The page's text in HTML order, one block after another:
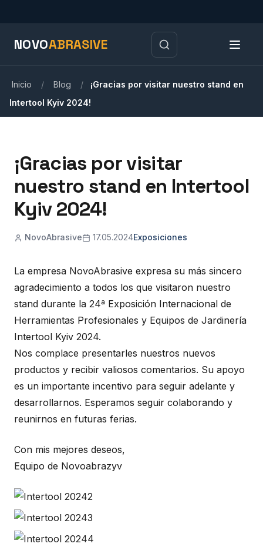
NOVOABRASIVE
Inicio / Blog /
¡Gracias por visitar nuestro stand en
Intertool Kyiv 2024!
¡Gracias por visitar
nuestro stand en Intertool
Kyiv 2024!
NovoAbrasive 17.05.2024Exposiciones
La empresa NovoAbrasive expresa su más sincero
agradecimiento a todos los que visitaron nuestro
stand durante la 24ª Exposición Internacional de
Herramientas Profesionales y Equipos de Jardinería
Intertool Kyiv 2024.
Nos complace presentarles nuestros nuevos
productos y recibir valiosos comentarios. Su apoyo
es un importante incentivo para seguir adelante y
desarrollarnos. Esperamos seguir colaborando y
reunirnos en futuras ferias.
Con mis mejores deseos,
Equipo de Novoabrazyv